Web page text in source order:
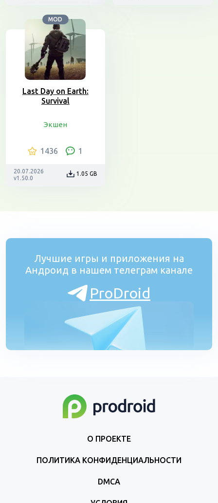
MOD
Last Day on Earth:
Survival
Экшен
1436 1
20.07.2026
v1.50.0
1.05 GB
Лучшие игры и приложения на
Андроид в нашем телеграм канале
ProDroid
О ПРОЕКТЕ
ПОЛИТИКА КОНФИДЕНЦИАЛЬНОСТИ
DMCA